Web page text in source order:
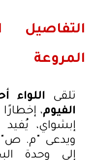
التفاصيل
المروعة
تلقى اللواء
الفيوم،
إبشواي، يُفيد
ويدعى "م. ص"،
إلى وحدة